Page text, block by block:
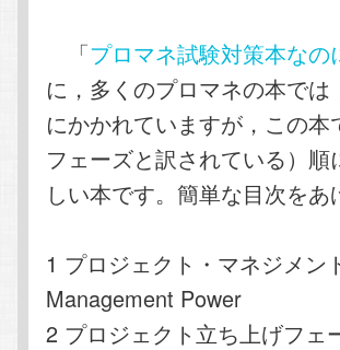
「プロマネ試験対策本なの
に，多くのプロマネの本で
にかかれていますが，この
フェーズと訳されている）
しい本です。簡単な目次を
1 プロジェクト・マネジメン
Management Power
2 プロジェクト立ち上げフェ